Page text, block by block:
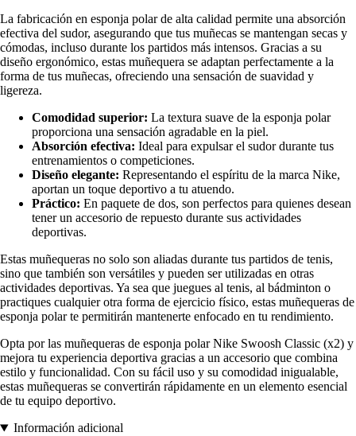
La fabricación en esponja polar de alta calidad permite una absorción
efectiva del sudor, asegurando que tus muñecas se mantengan secas y
cómodas, incluso durante los partidos más intensos. Gracias a su
diseño ergonómico, estas muñequera se adaptan perfectamente a la
forma de tus muñecas, ofreciendo una sensación de suavidad y
ligereza.
Comodidad superior: La textura suave de la esponja polar
proporciona una sensación agradable en la piel.
Absorción efectiva: Ideal para expulsar el sudor durante tus
entrenamientos o competiciones.
Diseño elegante: Representando el espíritu de la marca Nike,
aportan un toque deportivo a tu atuendo.
Práctico: En paquete de dos, son perfectos para quienes desean
tener un accesorio de repuesto durante sus actividades
deportivas.
Estas muñequeras no solo son aliadas durante tus partidos de tenis,
sino que también son versátiles y pueden ser utilizadas en otras
actividades deportivas. Ya sea que juegues al tenis, al bádminton o
practiques cualquier otra forma de ejercicio físico, estas muñequeras de
esponja polar te permitirán mantenerte enfocado en tu rendimiento.
Opta por las muñequeras de esponja polar Nike Swoosh Classic (x2) y
mejora tu experiencia deportiva gracias a un accesorio que combina
estilo y funcionalidad. Con su fácil uso y su comodidad inigualable,
estas muñequeras se convertirán rápidamente en un elemento esencial
de tu equipo deportivo.
Información adicional